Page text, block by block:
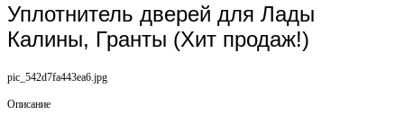
Уплотнитель дверей для Лады
Калины, Гранты (Хит продаж!)
pic_542d7fa443ea6.jpg
Описание